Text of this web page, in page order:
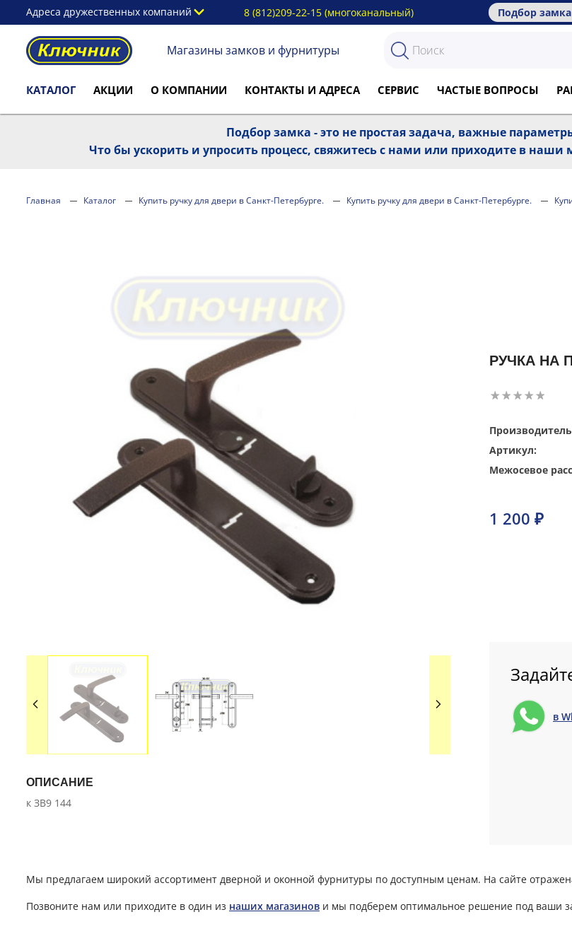
Адреса дружественных компаний 8 (812)209-22-15 (многоканальный) Подбор
Магазины замков и фурнитуры
КАТАЛОГ АКЦИИ О КОМПАНИИ КОНТАКТЫ И АДРЕСА СЕРВИС ЧАСТЫЕ ВОПРОСЫ
Подбор замка - это не простая задача, важные
Что бы ускорить и упросить процесс, свяжитесь с нами или приходите в
Главная Каталог Купить ручку для двери в Санкт-Петербурге. Купить ручку для двери в Санкт-Петербурге.
РУЧКА НА
ОПИСАНИЕ
к ЗВ9 144
Артикул:
Межосевое
1 200 ₽
в
Мы предлагаем широкий ассортимент дверной и оконной фурнитуры по доступным ценам. На сайте
Позвоните нам или приходите в один из наших магазинов и мы подберем оптимальное решение под ваши